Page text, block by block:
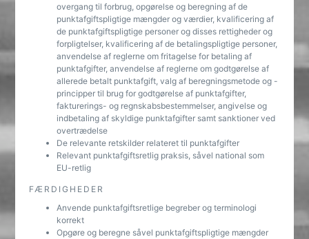
overgang til forbrug, opgørelse og beregning af de
punktafgiftspligtige mængder og værdier, kvalificering af
de punktafgiftspligtige personer og disses rettigheder og
forpligtelser, kvalificering af de betalingspligtige personer,
anvendelse af reglerne om fritagelse for betaling af
punktafgifter, anvendelse af reglerne om godtgørelse af
allerede betalt punktafgift, valg af beregningsmetode og -
principper til brug for godtgørelse af punktafgifter,
fakturerings- og regnskabsbestemmelser, angivelse og
indbetaling af skyldige punktafgifter samt sanktioner ved
overtrædelse
De relevante retskilder relateret til punktafgifter
Relevant punktafgiftsretlig praksis, såvel national som
EU-retlig
FÆRDIGHEDER
Anvende punktafgiftsretlige begreber og terminologi
korrekt
Opgøre og beregne såvel punktafgiftspligtige mængder